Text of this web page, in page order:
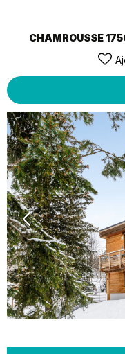
CHAMROUSSE